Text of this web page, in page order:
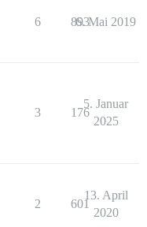
6 893
6. Mai 2019
3 176
5. Januar
2025
2 601
13. April
2020